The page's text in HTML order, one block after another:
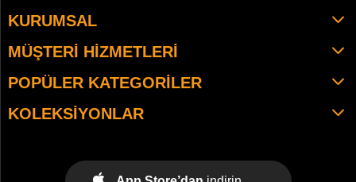
KURUMSAL
MÜŞTERI HIZMETLERI
POPÜLER KATEGORILER
KOLEKSIYONLAR